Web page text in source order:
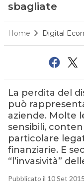
sbagliate
Home Digital
La perdita del
può
aziende. Molte
sensibili,
particolare
finanziarie. E
“l’invasività”
Pubblicato il 10 Set 2015